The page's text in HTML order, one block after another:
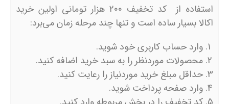
استفاده از کد تخفیف ۲۰۰ هزار تومانی اولین خرید
اکالا بسیار ساده است و تنها چند مرحله زمان می‌برد:
وارد حساب کاربری خود شوید.
محصولات موردنظر را به سبد خرید اضافه کنید.
حداقل مبلغ خرید موردنیاز را رعایت کنید.
وارد صفحه پرداخت شوید.